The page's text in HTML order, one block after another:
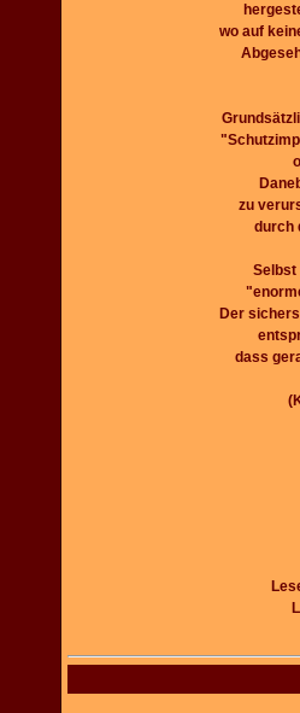
wo auf
zu
durch
Selbst
Der
dass